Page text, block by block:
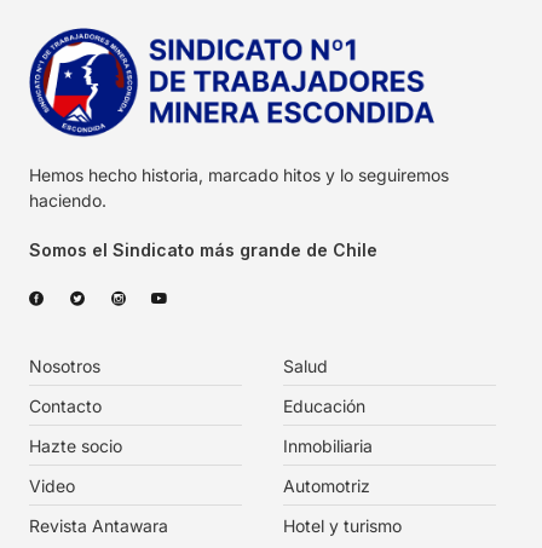
Hemos hecho historia, marcado hitos y lo seguiremos
haciendo.
Somos el Sindicato más grande de Chile
Nosotros
Contacto
Hazte socio
Video
Revista Antawara
Salud
Educación
Inmobiliaria
Automotriz
Hotel y turismo